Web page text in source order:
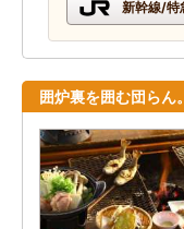
新幹線/特
囲炉裏を囲む団ら